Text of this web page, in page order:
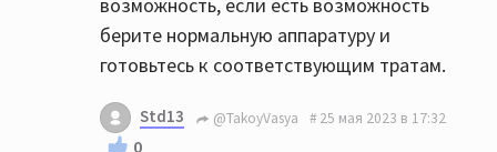
берите нормальную аппаратуру и
готовьтесь к соответствующим тратам.
Std13 @TakoyVasya 25 мая 2023 в 17:32
0